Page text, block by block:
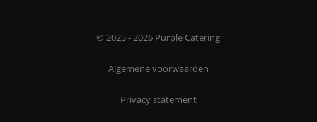
© 2025 - 2026 Purple Catering
Algemene voorwaarden
Privacy statement